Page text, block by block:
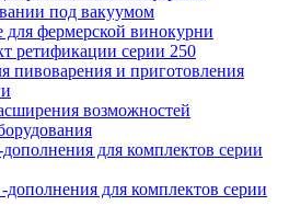
под вакуумом
для фермерской винокурни
ретификации серии 250
пивоварения и приготовления
возможностей
для комплектов серии
для комплектов серии